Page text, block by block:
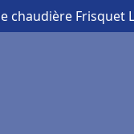
chaudière Frisquet